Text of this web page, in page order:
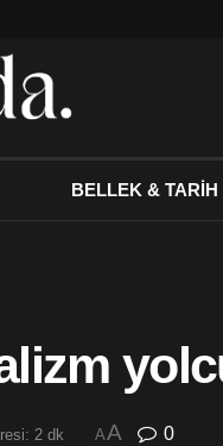
BELLEK & TARİH
2 dk AA 0